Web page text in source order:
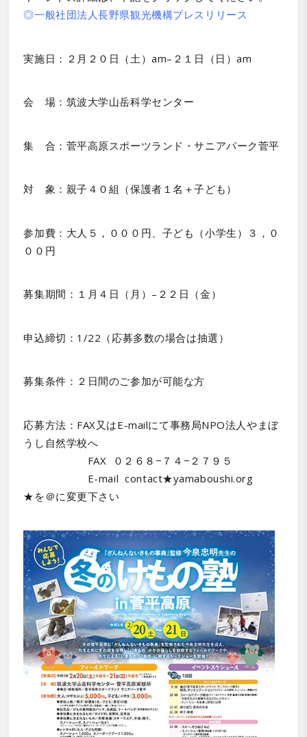
◎一般社団法人長野県観光機構プレスリリース
実施日：２月２０日（土）am–２１日（日）am
会 場：筑波大学山岳科学センター
集 合：菅平高原スポーツランド・サニアパーク菅平
対 象：親子４０組（保護者１名＋子ども）
参加費：大人５，０００円、子ども（小学生）３，０
００円
募集期間：１月４日（月）–２２日（金）
申込締切：1/22（応募多数の場合は抽選）
募集条件：２日間のご参加が可能な方
応募方法：FAX又はE-mailにて事務局NPO法人やまぼ
うし自然学校へ
FAX ０２６８−７４−２７９５
E-mail contact★yamaboushi.org
★を＠に変更下さい